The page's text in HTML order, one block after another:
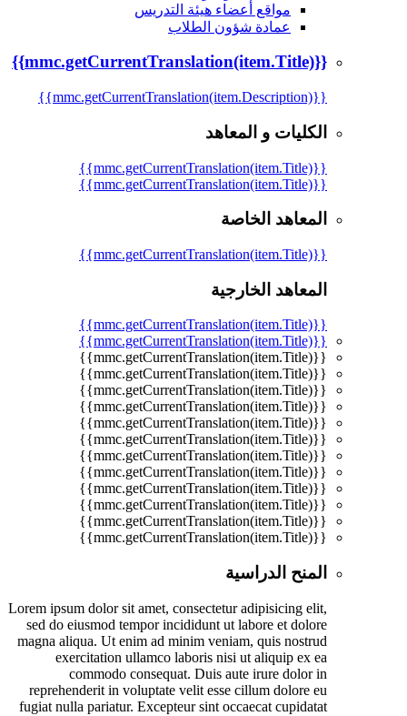
مواقع أعضاء هيئة التدريس
عمادة شؤون الطلاب
{{mmc.getCurrentTranslation(item.Title)}}
{{mmc.getCurrentTranslation(item.Description)}}
الكليات و المعاهد
{{mmc.getCurrentTranslation(item.Title)}}
{{mmc.getCurrentTranslation(item.Title)}}
المعاهد الخاصة
{{mmc.getCurrentTranslation(item.Title)}}
المعاهد الخارجية
{{mmc.getCurrentTranslation(item.Title)}}
{{mmc.getCurrentTranslation(item.Title)}}
{{mmc.getCurrentTranslation(item.Title)}}
{{mmc.getCurrentTranslation(item.Title)}}
{{mmc.getCurrentTranslation(item.Title)}}
{{mmc.getCurrentTranslation(item.Title)}}
{{mmc.getCurrentTranslation(item.Title)}}
{{mmc.getCurrentTranslation(item.Title)}}
{{mmc.getCurrentTranslation(item.Title)}}
{{mmc.getCurrentTranslation(item.Title)}}
{{mmc.getCurrentTranslation(item.Title)}}
{{mmc.getCurrentTranslation(item.Title)}}
{{mmc.getCurrentTranslation(item.Title)}}
{{mmc.getCurrentTranslation(item.Title)}}
المنح الدراسية
Lorem ipsum dolor sit amet, consectetur adipisicing elit,
sed do eiusmod tempor incididunt ut labore et dolore
magna aliqua. Ut enim ad minim veniam, quis nostrud
exercitation ullamco laboris nisi ut aliquip ex ea
commodo consequat. Duis aute irure dolor in
reprehenderit in voluptate velit esse cillum dolore eu
fugiat nulla pariatur. Excepteur sint occaecat cupidatat